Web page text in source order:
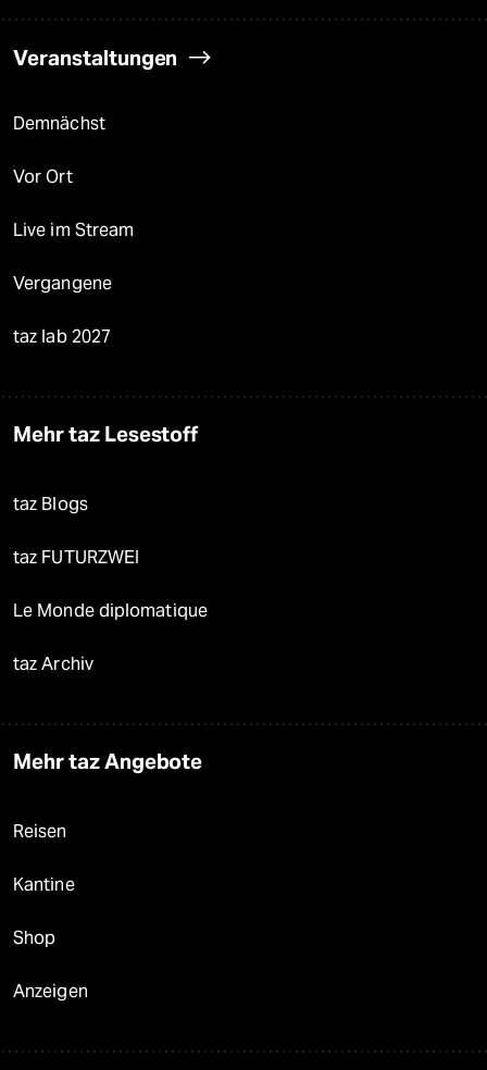
Veranstaltungen
Demnächst
Vor Ort
Live im Stream
Vergangene
taz lab 2027
Mehr taz Lesestoff
taz Blogs
taz FUTURZWEI
Le Monde diplomatique
taz Archiv
Mehr taz Angebote
Reisen
Kantine
Shop
Anzeigen